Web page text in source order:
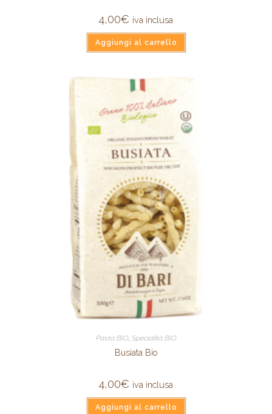
4,00€ iva inclusa
Aggiungi al carrello
Pasta BIO, Specialità BIO
Busiata Bio
4,00€ iva inclusa
Aggiungi al carrello